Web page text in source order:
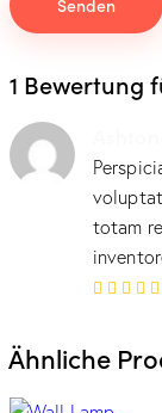
1 Bewertung
totam
Ähnliche